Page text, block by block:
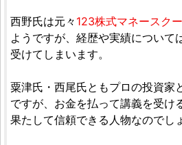
西野氏は元々 123株式マネースク
ようですが、経歴や実績について
受けてしまいます。
粟津氏・西尾氏ともプロの投資家
ですが、お金を払って講義を受け
果たして信頼できる人物なのでし